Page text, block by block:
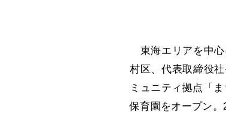
東海エリアを中心
村区、代表取締役
ミュニティ拠点「
保育園をオープン。